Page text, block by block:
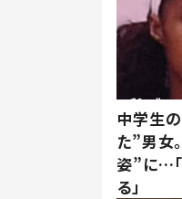
中学生
た”男女
姿”に…
る」